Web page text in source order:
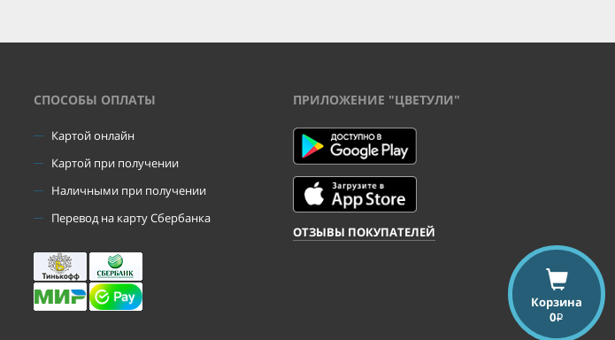
CПОСОБЫ ОПЛАТЫ
Картой онлайн
Картой при получении
Наличными при получении
Перевод на карту Сбербанка
ПРИЛОЖЕНИЕ "ЦВЕТУЛИ"
ОТЗЫВЫ ПОКУПАТЕЛЕЙ
Корзина
0i